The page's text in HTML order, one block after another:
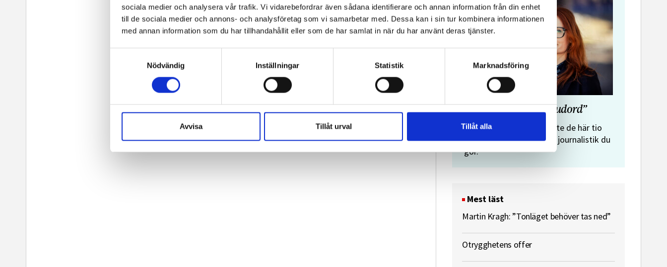
sociala medier och analysera vår trafik. Vi vidarebefordrar även sådana identifierare och annan information från din enhet
till de sociala medier och annons- och analysföretag som vi samarbetar med. Dessa kan i sin tur kombinera informationen
med annan information som du har tillhandahållit eller som de har samlat in när du har använt deras tjänster.
Nödvändig
Inställningar Statistik Marknadsföring
Avvisa Tillåt urval Tillåt alla
”Journalistens tio budord”
Malin Crona:
Följer du inte de här tio
budorden? Då är det inte journalistik du
gör.
Mest läst
Martin Kragh: ”Tonläget behöver tas ned”
Otrygghetens offer